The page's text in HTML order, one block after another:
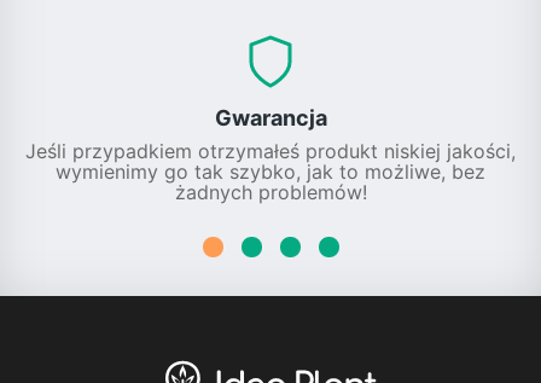
Gwarancja
Jeśli przypadkiem otrzymałeś produkt niskiej jakości,
wymienimy go tak szybko, jak to możliwe, bez
żadnych problemów!